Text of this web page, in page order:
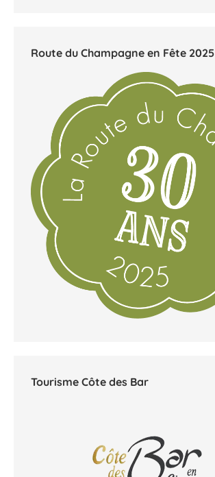
Route du Champagne en Fête 2025
Tourisme Côte des Bar